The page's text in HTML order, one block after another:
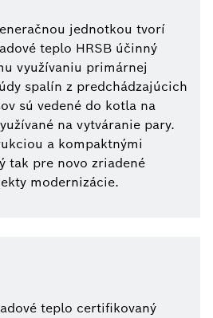
jednotkou tvorí
teplo HRSB účinný
využívaniu primárnej
spalín z predchádzajúcich
sú vedené do kotla na
na vytváranie pary.
a kompaktnými
tak pre novo zriadené
modernizácie.
teplo certifikovaný